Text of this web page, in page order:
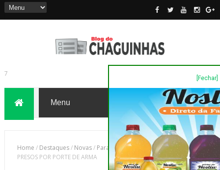
[Fechar]
7
Home / Destaques/ Novas/ Paraná /TRÊS INDIVÍDUOS SÃO
PRESOS POR PORTE DE ARMA